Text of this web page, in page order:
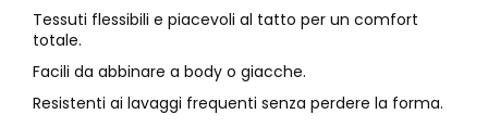
Tessuti flessibili e piacevoli al tatto per un comfort
totale.
Facili da abbinare a body o giacche.
Resistenti ai lavaggi frequenti senza perdere la forma.